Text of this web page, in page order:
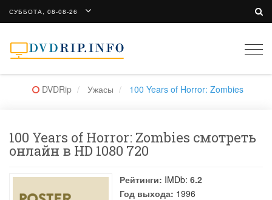
СУББОТА, 08-08-26
DVDRip Ужасы 100 Years of Horror: Zombies
100 Years of Horror: Zombies смотреть
онлайн в HD 1080 720
Рейтинги: IMDb: 6.2
Год выхода: 1996